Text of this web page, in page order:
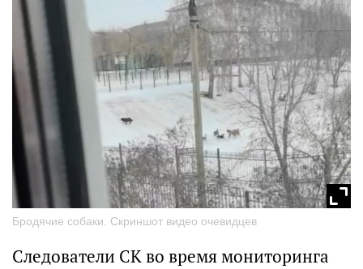
Бродячие собаки. Скриншот видео очевидцев
Следователи СК во время мониторинга